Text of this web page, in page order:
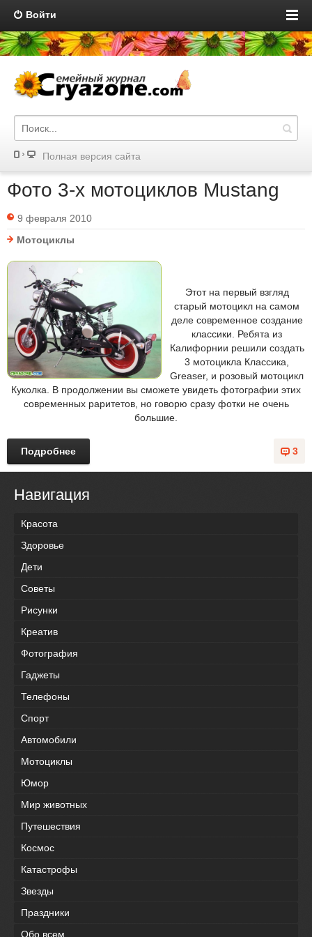
Войти
Полная версия сайта
Фото 3-х мотоциклов Mustang
9 февраля 2010
Мотоциклы
Этот на первый взгляд
старый мотоцикл на самом
деле современное создание
классики. Ребята из
Калифорнии решили создать
3 мотоцикла Классика,
Greaser, и розовый мотоцикл
Куколка. В продолжении вы сможете увидеть фотографии этих
современных раритетов, но говорю сразу фотки не очень
большие.
3
Подробнее
Навигация
Красота
Здоровье
Дети
Советы
Рисунки
Креатив
Фотография
Гаджеты
Телефоны
Спорт
Автомобили
Мотоциклы
Юмор
Мир животных
Путешествия
Космос
Катастрофы
Звезды
Праздники
Обо всем